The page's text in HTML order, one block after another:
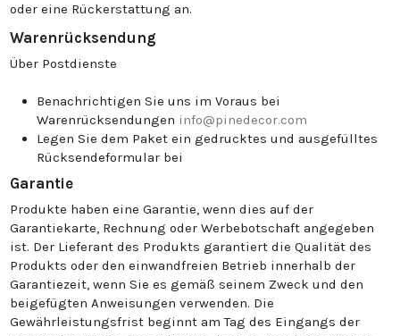
oder eine Rückerstattung an.
Warenrücksendung
Über Postdienste
Benachrichtigen Sie uns im Voraus bei
Warenrücksendungen info@pinedecor.com
Legen Sie dem Paket ein gedrucktes und ausgefülltes
Rücksendeformular bei
Garantie
Produkte haben eine Garantie, wenn dies auf der
Garantiekarte, Rechnung oder Werbebotschaft angegeben
ist. Der Lieferant des Produkts garantiert die Qualität des
Produkts oder den einwandfreien Betrieb innerhalb der
Garantiezeit, wenn Sie es gemäß seinem Zweck und den
beigefügten Anweisungen verwenden. Die
Gewährleistungsfrist beginnt am Tag des Eingangs der